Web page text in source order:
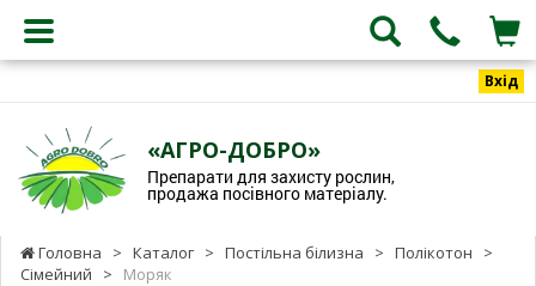
Вхід
«АГРО-ДОБРО»
Препарати для захисту рослин,
продажа посівного матеріалу.
Головна > Каталог > Постільна білизна > Полікотон
>
Сімейний
> Моряк